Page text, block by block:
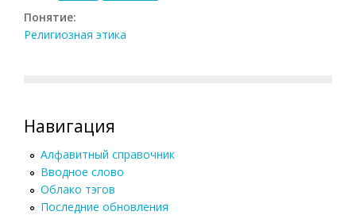
Понятие:
Религиозная этика
Навигация
Алфавитный справочник
Вводное слово
Облако тэгов
Последние обновления